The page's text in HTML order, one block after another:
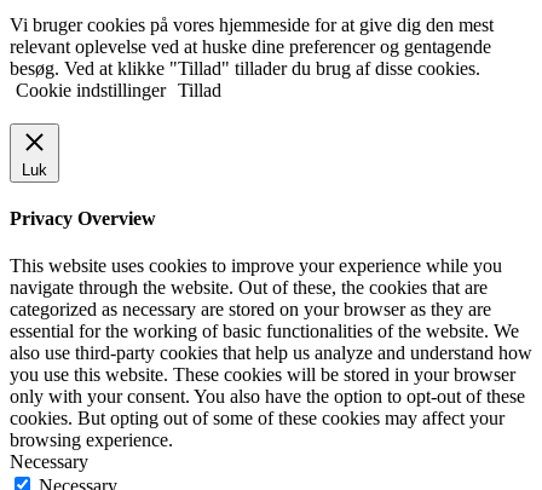
Vi bruger cookies på vores hjemmeside for at give dig den mest
relevant oplevelse ved at huske dine preferencer og gentagende
besøg. Ved at klikke "Tillad" tillader du brug af disse cookies.
Cookie indstillinger Tillad
Luk
Privacy Overview
This website uses cookies to improve your experience while you
navigate through the website. Out of these, the cookies that are
categorized as necessary are stored on your browser as they are
essential for the working of basic functionalities of the website. We
also use third-party cookies that help us analyze and understand how
you use this website. These cookies will be stored in your browser
only with your consent. You also have the option to opt-out of these
cookies. But opting out of some of these cookies may affect your
browsing experience.
Necessary